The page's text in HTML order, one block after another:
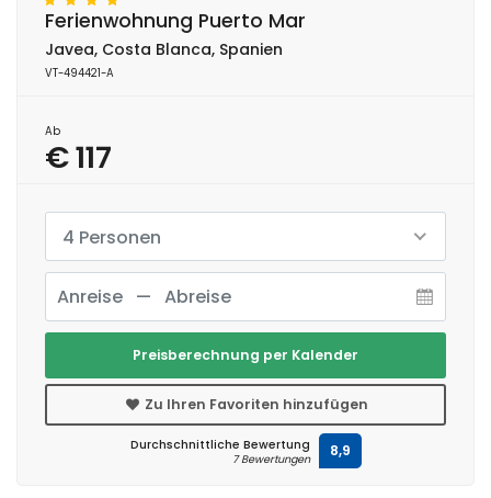
Ferienwohnung Puerto Mar
Javea, Costa Blanca, Spanien
VT-494421-A
Ab
€ 117
4 Personen
Preisberechnung per Kalender
Zu Ihren Favoriten hinzufügen
Durchschnittliche Bewertung
7 Bewertungen 8,9